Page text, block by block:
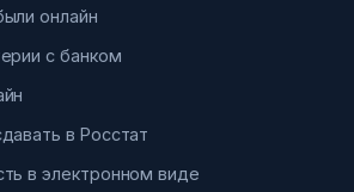
онлайн
с банком
в Росстат
в электронном виде